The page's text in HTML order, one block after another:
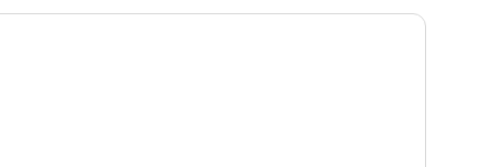
секунд в лампе мощностью 48 Вт (длина